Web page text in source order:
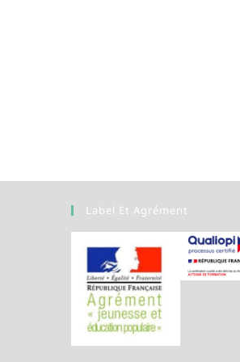
Label Et Agrément